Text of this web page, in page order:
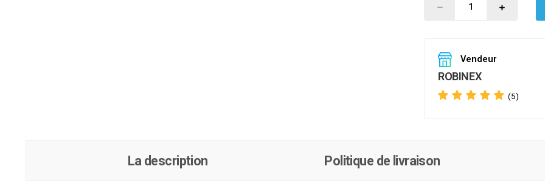
Vendeur
ROBINEX
(5)
La description Politique de livraison